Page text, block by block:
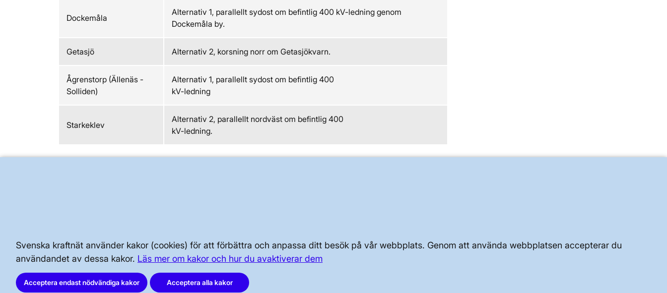
Svenska kraftnät använder kakor (cookies) för att förbättra och anpassa ditt besök på vår webbplats. Genom att använda webbplatsen accepterar du
användandet av dessa kakor. Läs mer om kakor och hur du avaktiverar dem
Acceptera endast nödvändiga kakor Acceptera alla kakor
Dockemåla
Alternativ 1, parallellt sydost om befintlig 400 kV-ledning genom
Dockemåla by.
Getasjö Alternativ 2, korsning norr om Getasjökvarn.
Ågrenstorp (Ällenäs -
Solliden)
Alternativ 1, parallellt sydost om befintlig 400
kV-ledning
Starkeklev
Alternativ 2, parallellt nordväst om befintlig 400
kV-ledning.
AKTÖRSPORTALEN PRESS OCH NYHETER OM WEBBPLATSEN